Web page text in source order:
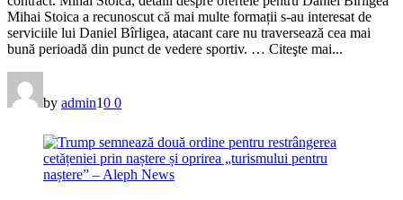
Mihai Stoica a recunoscut că mai multe formații s-au interesat de
serviciile lui Daniel Bîrligea, atacant care nu traversează cea mai
bună perioadă din punct de vedere sportiv. … Citeşte mai...
by admin10 0